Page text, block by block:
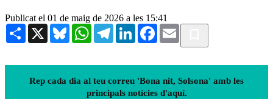
Publicat el 01 de maig de 2026 a les 15:41
Share X BlueskyWhatsAppTelegramLinkedInFacebook
Email
Rep cada dia al teu correu 'Bona nit, Solsona' amb les
principals notícies d'aquí.